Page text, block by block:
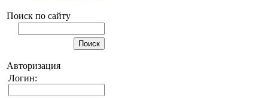
Поиск по сайту
Авторизация
Логин: